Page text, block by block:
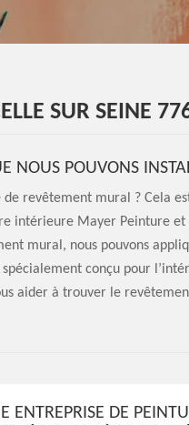
SUR SEINE
NOUS POUVONS
revêtement mural ? Cela
intérieure Mayer Peinture et
mural, nous pouvons
conçu pour
aider à trouver le
ENTREPRISE DE